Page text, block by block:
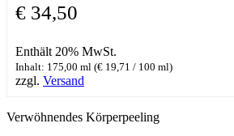
€ 34,50
Enthält 20% MwSt.
Inhalt: 175,00 ml (€ 19,71 / 100 ml)
zzgl. Versand
Verwöhnendes Körperpeeling